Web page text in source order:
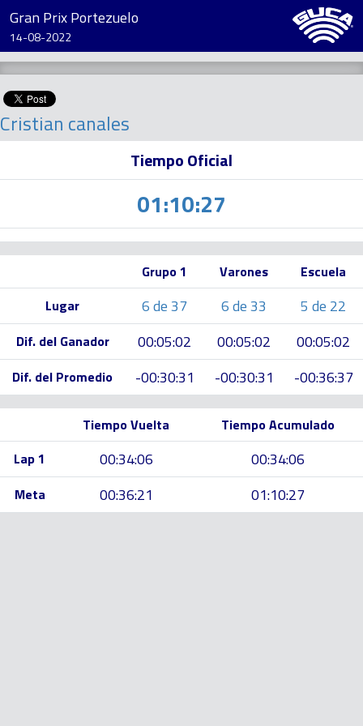
Gran Prix Portezuelo
14-08-2022
Cristian canales
Tiempo Oficial
01:10:27
Grupo 1 Varones
Escuela
Lugar
6 de 37 6 de 33 5 de 22
Dif. del Ganador 00:05:02 00:05:02 00:05:02
Dif. del Promedio -00:30:31 -00:30:31 -00:36:37
Tiempo Vuelta
Tiempo Acumulado
Lap 1
00:34:06 00:34:06
Meta 00:36:21 01:10:27